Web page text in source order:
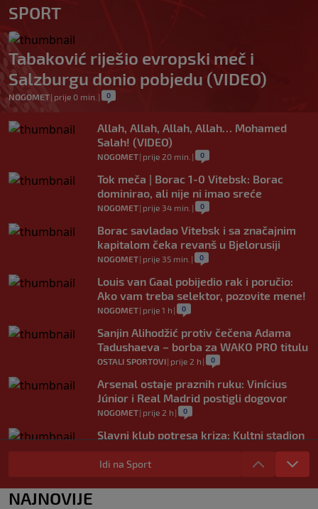
SPORT
Tabaković riješio evropski meč i
Salzburgu donio pobjedu (VIDEO)
NOGOMET| prije 0 min. | 0
Allah, Allah, Allah, Allah… Mohamed
Salah! (VIDEO)
NOGOMET| prije 20 min. | 0
Tok meča | Borac 1-0 Vitebsk: Borac
dominirao, ali nije ni imao sreće
NOGOMET| prije 34 min. | 0
Borac savladao Vitebsk i sa značajnim
kapitalom čeka revanš u Bjelorusiji
NOGOMET| prije 35 min. | 0
Louis van Gaal pobijedio rak i poručio:
Ako vam treba selektor, pozovite mene!
NOGOMET| prije 1 h | 0
Sanjin Alihodžić protiv čečena Adama
Tadushaeva – borba za WAKO PRO titulu
OSTALI SPORTOVI| prije 2 h | 0
Arsenal ostaje praznih ruku: Vinícius
Júnior i Real Madrid postigli dogovor
NOGOMET| prije 2 h | 0
Slavni klub potresa kriza: Kultni stadion
u Italiji bit će prazan na početku sezone,
navijači objavili rat upravi
Idi na Sport
NAJNOVIJE